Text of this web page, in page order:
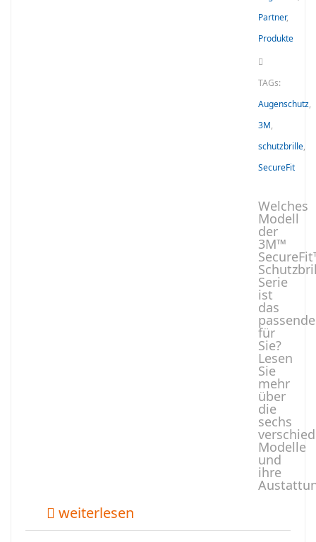
Partner,
Produkte
TAGs:
Augenschutz,
3M,
schutzbrille,
SecureFit
Welches
Modell
der
3M™
Serie
ist
das
passende
für
Sie?
Lesen
Sie
mehr
über
die
sechs
Modelle
und
ihre
weiterlesen